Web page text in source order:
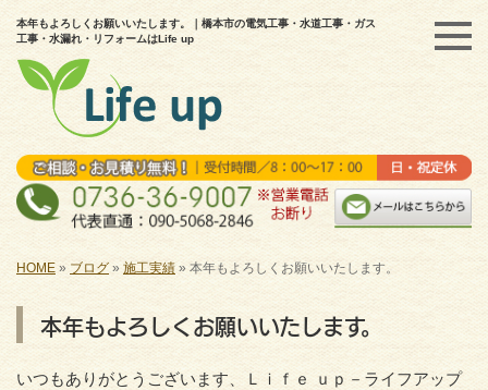
本年もよろしくお願いいたします。｜橋本市の電気工事・水道工事・ガス
工事・水漏れ・リフォームはLife up
HOME » ブログ » 施工実績 » 本年もよろしくお願いいたします。
本年もよろしくお願いいたします。
いつもありがとうございます、Ｌｉｆｅ ｕｐ－ライフアップ